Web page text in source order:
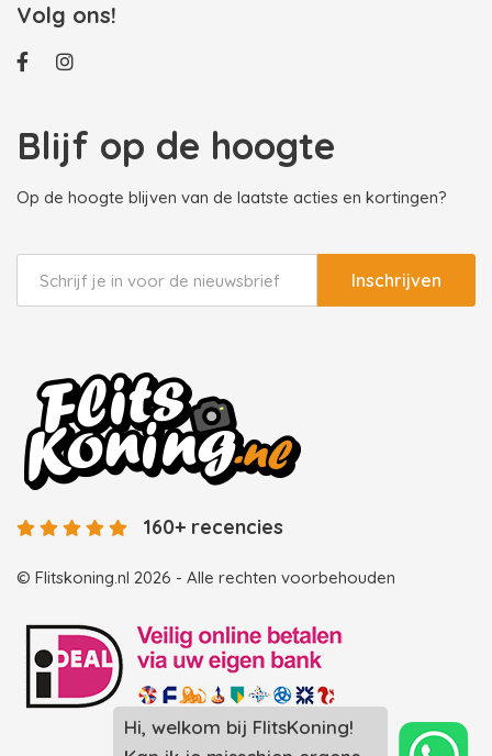
Hi, welkom bij FlitsKoning!
Volg ons!
Blijf op de hoogte
Op de hoogte blijven van de laatste acties en kortingen?
Inschrijven
© Flitskoning.nl 2026 - Alle rechten voorbehouden
160+ recencies
Landingspagina overzicht photobooths